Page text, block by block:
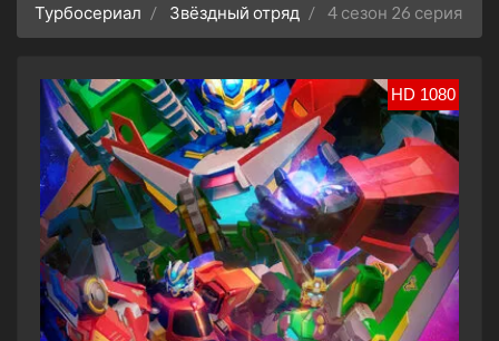
Турбосериал Звёздный отряд 4 сезон 26 серия
HD 1080